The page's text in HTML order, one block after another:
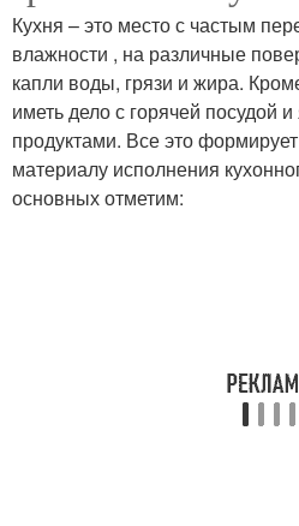
Фасады из массива
Кухня – это место с частым
влажности , на различные
капли воды, грязи и жира.
иметь дело с горячей посудой
продуктами. Все это
материалу исполнения
основных отметим: